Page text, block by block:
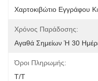
Χαρτοκιβώτιο Εγγράφου
Χρόνος Παράδοσης:
Αγαθά Σημείων Ή 30
Όροι Πληρωμής:
T/T